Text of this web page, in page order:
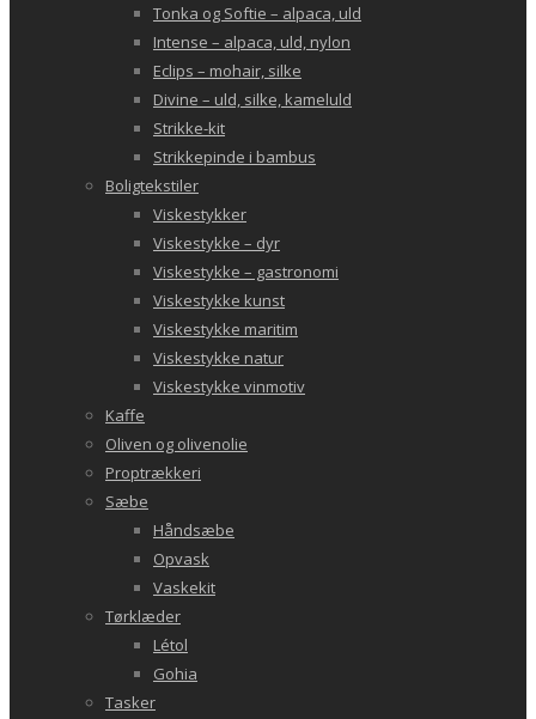
Tonka og Softie – alpaca, uld
Intense – alpaca, uld, nylon
Eclips – mohair, silke
Divine – uld, silke, kameluld
Strikke-kit
Strikkepinde i bambus
Boligtekstiler
Viskestykker
Viskestykke – dyr
Viskestykke – gastronomi
Viskestykke kunst
Viskestykke maritim
Viskestykke natur
Viskestykke vinmotiv
Kaffe
Oliven og olivenolie
Proptrækkeri
Sæbe
Håndsæbe
Opvask
Vaskekit
Tørklæder
Létol
Gohia
Tasker